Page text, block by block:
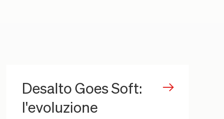
Desalto Goes Soft:
l'evoluzione